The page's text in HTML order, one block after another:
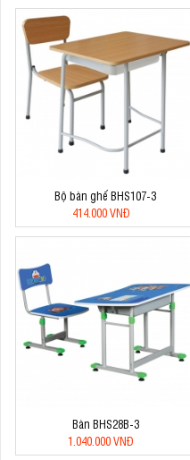
Bộ bàn ghế BHS107-3
414.000 VNĐ
Bàn BHS28B-3
1.040.000 VNĐ